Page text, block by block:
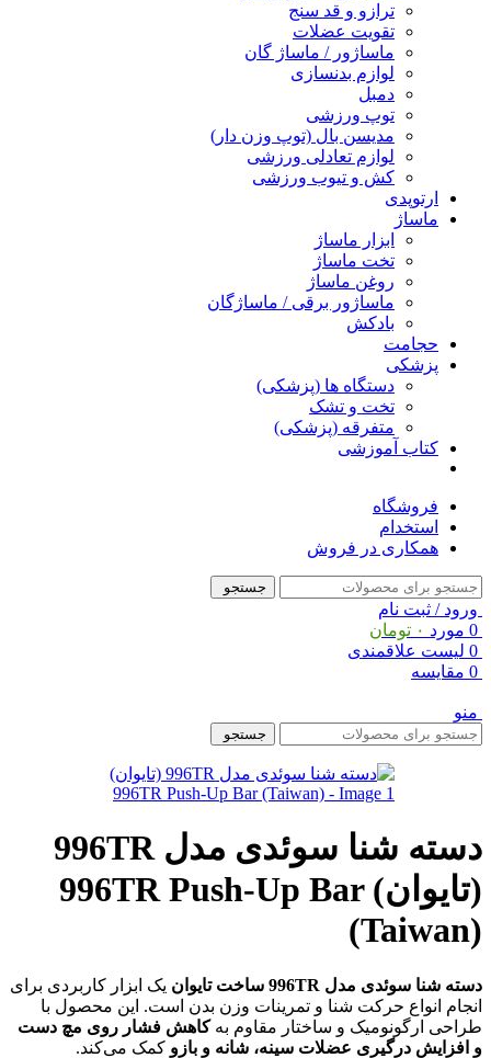
ترازو و قد سنج
تقویت عضلات
ماساژور / ماساژ گان
لوازم بدنسازی
دمبل
توپ ورزشی
مدیسن بال (توپ وزن دار)
لوازم تعادلی ورزشی
کش و تیوب ورزشی
ارتوپدی
ماساژ
ابزار ماساژ
تخت ماساژ
روغن ماساژ
ماساژور برقی / ماساژگان
بادکش
حجامت
پزشکی
دستگاه ها (پزشکی)
تخت و تشک
متفرقه (پزشکی)
کتاب آموزشی
فروشگاه
استخدام
همکاری در فروش
جستجو
ورود / ثبت نام
0 مورد ۰ تومان
0 لیست علاقمندی
0 مقایسه
منو
جستجو
دسته شنا سوئدی مدل 996TR
(تایوان) 996TR Push-Up Bar
(Taiwan)
دسته شنا سوئدی مدل 996TR ساخت تایوان
یک ابزار کاربردی برای
انجام انواع حرکت شنا و تمرینات وزن بدن است. این محصول با
طراحی ارگونومیک و ساختار مقاوم بهکاهش فشار روی مچ دست
و افزایش درگیری عضلات سینه، شانه و بازو کمک می‌کند.